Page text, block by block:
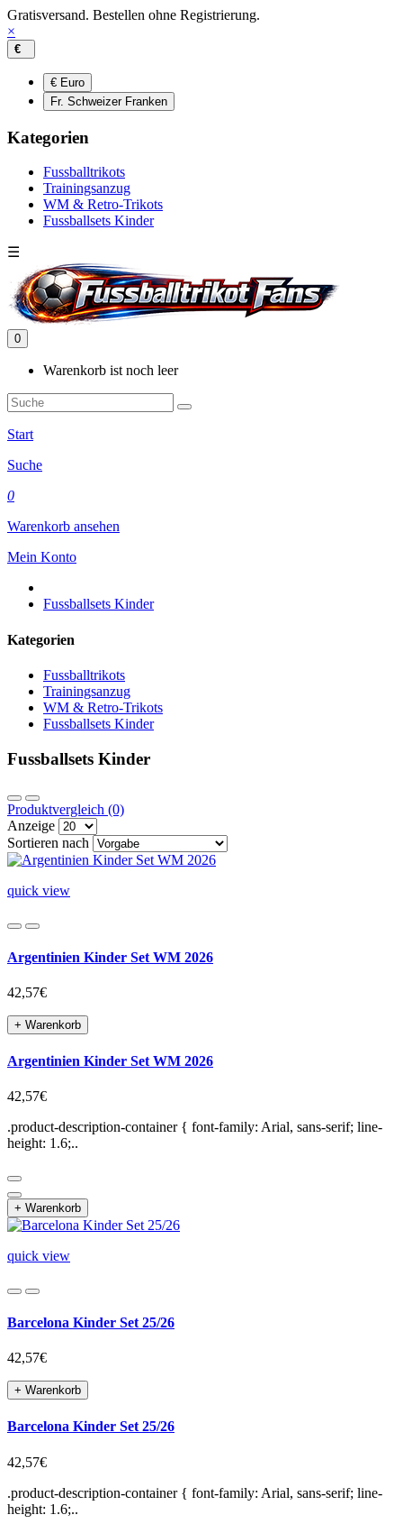
Gratisversand. Bestellen ohne Registrierung.
×
€
€ Euro
Fr. Schweizer Franken
Kategorien
Fussballtrikots
Trainingsanzug
WM & Retro-Trikots
Fussballsets Kinder
☰
0
Warenkorb ist noch leer
Start
Suche
0
Warenkorb ansehen
Mein Konto
Fussballsets Kinder
Kategorien
Fussballtrikots
Trainingsanzug
WM & Retro-Trikots
Fussballsets Kinder
Fussballsets Kinder
Produktvergleich (0)
Anzeige
Sortieren nach
quick view
Argentinien Kinder Set WM 2026
42,57€
+ Warenkorb
Argentinien Kinder Set WM 2026
42,57€
.product-description-container { font-family: Arial, sans-serif; line-
height: 1.6;..
+ Warenkorb
quick view
Barcelona Kinder Set 25/26
42,57€
+ Warenkorb
Barcelona Kinder Set 25/26
42,57€
.product-description-container { font-family: Arial, sans-serif; line-
height: 1.6;..